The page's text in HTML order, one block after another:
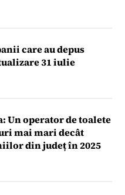
care au depus
31 iulie
Un operator de toalete
mai mari decât
din județ în 2025